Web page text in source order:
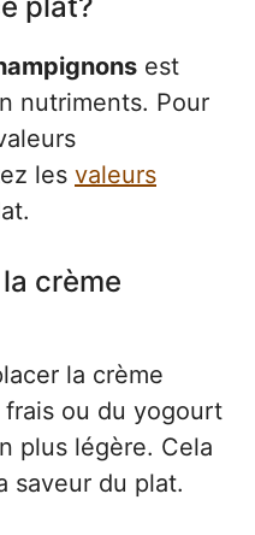
est
nutriments. Pour
les valeurs
crème
la crème
ou du yogourt
plus légère. Cela
saveur du plat.